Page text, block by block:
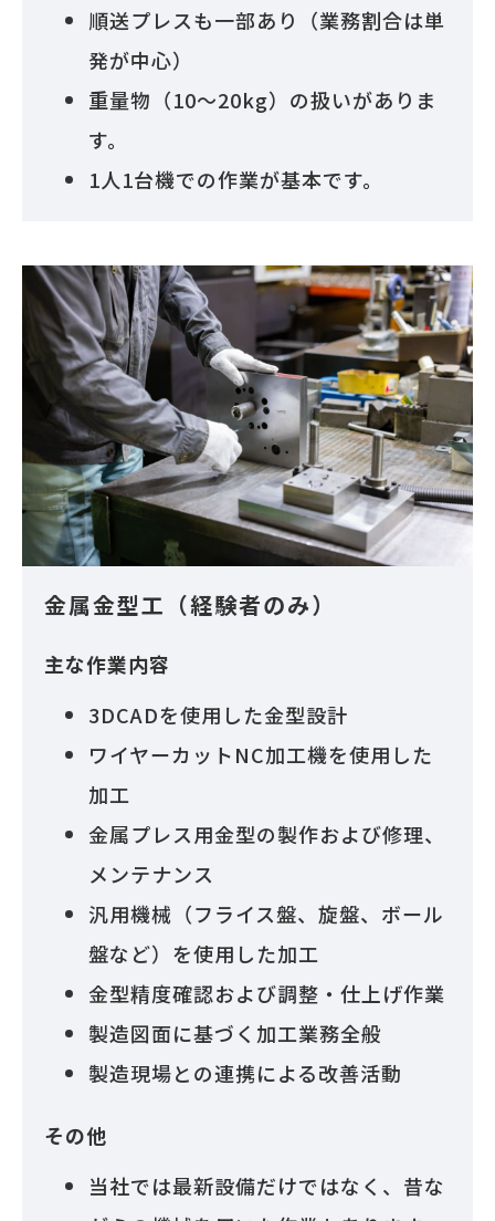
順送プレスも一部あり（業務割合は単
発が中心）
重量物（10～20kg）の扱いがありま
す。
1人1台機での作業が基本です。
金属金型工（経験者のみ）
主な作業内容
3DCADを使用した金型設計
ワイヤーカットNC加工機を使用した
加工
金属プレス用金型の製作および修理、
メンテナンス
汎用機械（フライス盤、旋盤、ボール
盤など）を使用した加工
金型精度確認および調整・仕上げ作業
製造図面に基づく加工業務全般
製造現場との連携による改善活動
その他
当社では最新設備だけではなく、昔な